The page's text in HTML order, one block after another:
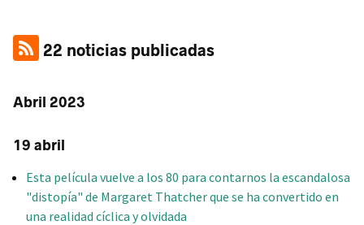
22 noticias publicadas
Abril 2023
19 abril
Esta película vuelve a los 80 para contarnos la escandalosa
"distopía" de Margaret Thatcher que se ha convertido en
una realidad cíclica y olvidada